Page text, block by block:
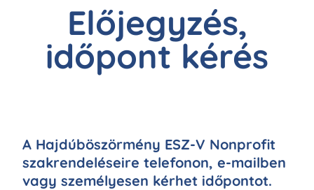
Előjegyzés,
időpont kérés
A Hajdúböszörmény ESZ-V Nonprofit
szakrendeléseire telefonon, e-mailben
vagy személyesen kérhet időpontot.